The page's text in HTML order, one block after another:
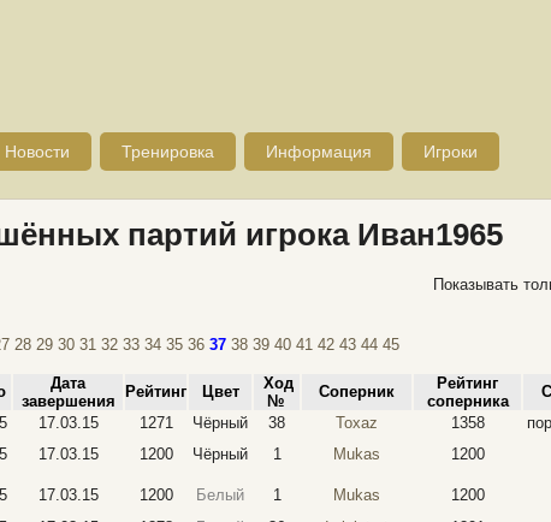
Новости Тренировка Информация Игроки
партий игрока Иван1965
Показывать
28 29 30 31 32 33 34 35 36 37 38 39 40 41 42 43 44 45
Дата
завершения
Рейтинг Цвет
Ход
№
Соперник
Рейтинг
соперника
17.03.15 1271 Чёрный 38 Toxaz 1358
17.03.15 1200 Чёрный 1 Mukas 1200
17.03.15 1200 Белый 1 Mukas 1200